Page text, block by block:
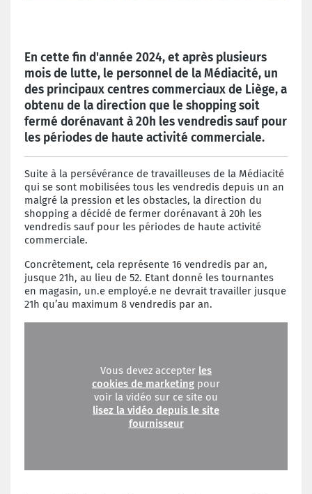
En cette fin d'année 2024, et après plusieurs
mois de lutte, le personnel de la Médiacité, un
des principaux centres commerciaux de Liège, a
obtenu de la direction que le shopping soit
fermé dorénavant à 20h les vendredis sauf pour
les périodes de haute activité commerciale.
Suite à la persévérance de travailleuses de la Médiacité
qui se sont mobilisées tous les vendredis depuis un an
malgré la pression et les obstacles, la direction du
shopping a décidé de fermer dorénavant à 20h les
vendredis sauf pour les périodes de haute activité
commerciale.
Concrètement, cela représente 16 vendredis par an,
jusque 21h, au lieu de 52. Etant donné les tournantes
en magasin, un.e employé.e ne devrait travailler jusque
21h qu’au maximum 8 vendredis par an.
Vous devez accepter les
cookies de marketing pour
voir la vidéo sur ce site ou
lisez la vidéo depuis le site
fournisseur